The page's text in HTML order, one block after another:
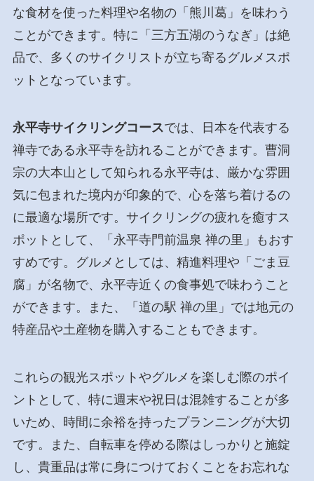
な食材を使った料理や名物の「熊川葛」を味わう
ことができます。特に「三方五湖のうなぎ」は絶
品で、多くのサイクリストが立ち寄るグルメスポ
ットとなっています。
永平寺サイクリングコースでは、日本を代表する
禅寺である永平寺を訪れることができます。曹洞
宗の大本山として知られる永平寺は、厳かな雰囲
気に包まれた境内が印象的で、心を落ち着けるの
に最適な場所です。サイクリングの疲れを癒すス
ポットとして、「永平寺門前温泉 禅の里」もおす
すめです。グルメとしては、精進料理や「ごま豆
腐」が名物で、永平寺近くの食事処で味わうこと
ができます。また、「道の駅 禅の里」では地元の
特産品や土産物を購入することもできます。
これらの観光スポットやグルメを楽しむ際のポイ
ントとして、特に週末や祝日は混雑することが多
いため、時間に余裕を持ったプランニングが大切
です。また、自転車を停める際はしっかりと施錠
し、貴重品は常に身につけておくことをお忘れな